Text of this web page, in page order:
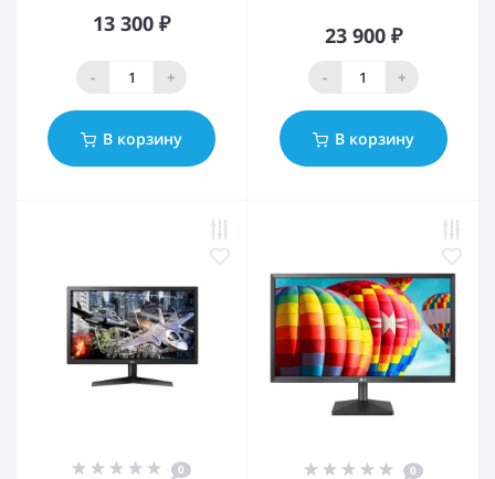
13 300 ₽
- +
В корзину
23 900 ₽
- +
В корзину
0 0